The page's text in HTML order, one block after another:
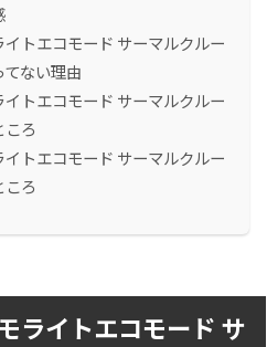
トエコモード サーマルクルー
ない理由
トエコモード サーマルクルー
ろ
トエコモード サーマルクルー
ろ
ライトエコモード サ